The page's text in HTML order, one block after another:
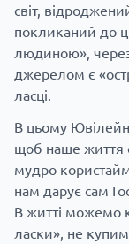
світ,
покликаний до
людиною»,
джерелом є
ласці.
В цьому
щоб наше життя
мудро
нам дарує сам
В житті можемо
ласки», не